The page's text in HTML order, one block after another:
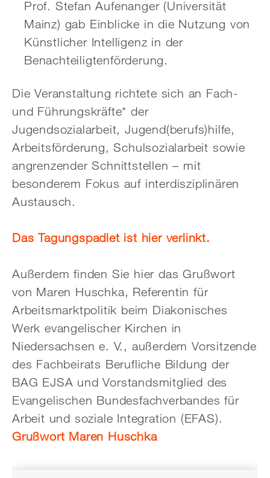
Prof. Stefan Aufenanger (Universität
Mainz) gab Einblicke in die Nutzung von
Künstlicher Intelligenz in der
Benachteiligtenförderung.
Die Veranstaltung richtete sich an Fach-
und Führungskräfte* der
Jugendsozialarbeit, Jugend(berufs)hilfe,
Arbeitsförderung, Schulsozialarbeit sowie
angrenzender Schnittstellen – mit
besonderem Fokus auf interdisziplinären
Austausch.
Das Tagungspadlet ist hier verlinkt.
Außerdem finden Sie hier das Grußwort
von Maren Huschka, Referentin für
Arbeitsmarktpolitik beim Diakonisches
Werk evangelischer Kirchen in
Niedersachsen e. V., außerdem Vorsitzende
des Fachbeirats Berufliche Bildung der
BAG EJSA und Vorstandsmitglied des
Evangelischen Bundesfachverbandes für
Arbeit und soziale Integration (EFAS).
Grußwort Maren Huschka